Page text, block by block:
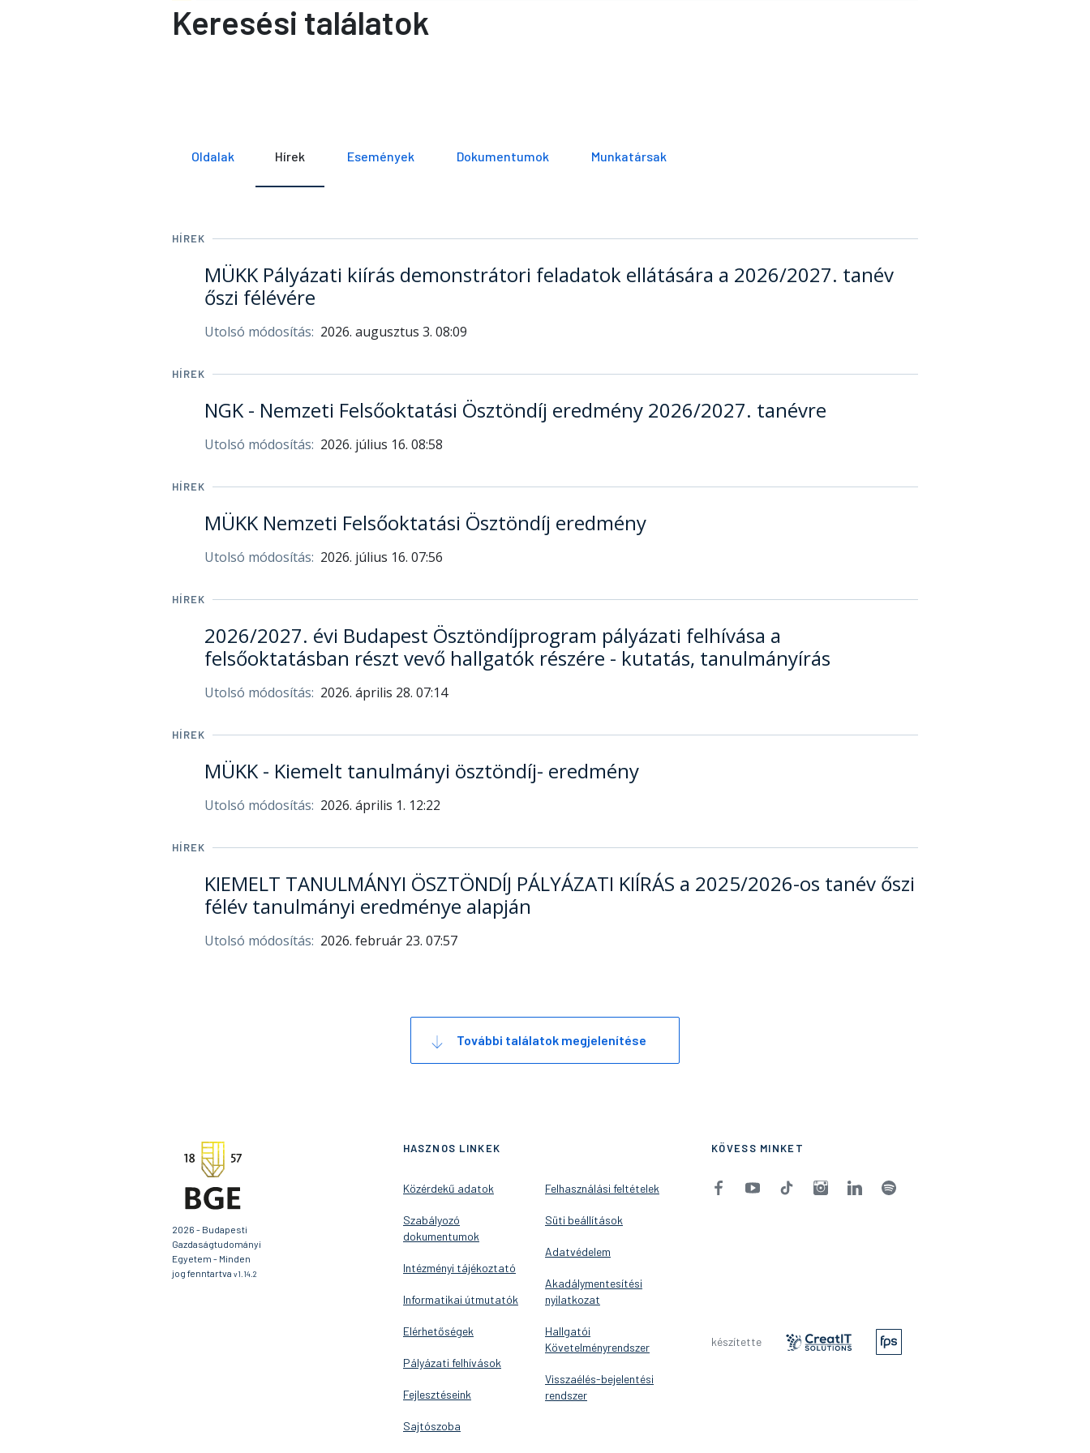
Keresési találatok
Oldalak Hírek Események Dokumentumok Munkatársak
HÍREK
MÜKK Pályázati kiírás demonstrátori feladatok ellátására a 2026/2027. tanév
őszi félévére
Utolsó módosítás: 2026. augusztus 3. 08:09
HÍREK
NGK - Nemzeti Felsőoktatási Ösztöndíj eredmény 2026/2027. tanévre
Utolsó módosítás: 2026. július 16. 08:58
HÍREK
MÜKK Nemzeti Felsőoktatási Ösztöndíj eredmény
Utolsó módosítás: 2026. július 16. 07:56
HÍREK
2026/2027. évi Budapest Ösztöndíjprogram pályázati felhívása a
felsőoktatásban részt vevő hallgatók részére - kutatás, tanulmányírás
Utolsó módosítás: 2026. április 28. 07:14
HÍREK
MÜKK - Kiemelt tanulmányi ösztöndíj- eredmény
Utolsó módosítás: 2026. április 1. 12:22
HÍREK
KIEMELT TANULMÁNYI ÖSZTÖNDÍJ PÁLYÁZATI KIÍRÁS a 2025/2026-os tanév őszi
félév tanulmányi eredménye alapján
Utolsó módosítás: 2026. február 23. 07:57
További találatok megjelenítése
2026 - Budapesti
Gazdaságtudományi
Egyetem - Minden
jog fenntartva v1.14.2
HASZNOS LINKEK
Közérdekű adatok
Szabályozó
dokumentumok
Intézményi tájékoztató
Informatikai útmutatók
Elérhetőségek
Pályázati felhívások
Fejlesztéseink
Sajtószoba
Felhasználási feltételek
Süti beállítások
Adatvédelem
Akadálymentesítési
nyilatkozat
Hallgatói
Követelményrendszer
Visszaélés-bejelentési
rendszer
KÖVESS MINKET
készítette